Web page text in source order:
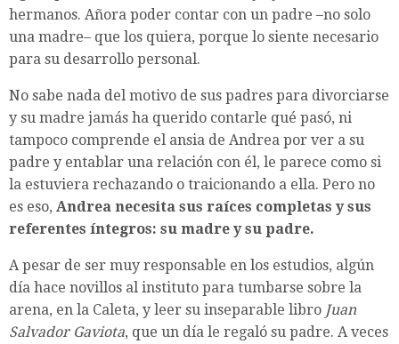
hermanos. Añora poder contar con un padre –no solo
una madre– que los quiera, porque lo siente necesario
para su desarrollo personal.
No sabe nada del motivo de sus padres para divorciarse
y su madre jamás ha querido contarle qué pasó, ni
tampoco comprende el ansia de Andrea por ver a su
padre y entablar una relación con él, le parece como si
la estuviera rechazando o traicionando a ella. Pero no
es eso, Andrea necesita sus raíces completas y sus
referentes íntegros: su madre y su padre.
A pesar de ser muy responsable en los estudios, algún
día hace novillos al instituto para tumbarse sobre la
arena, en la Caleta, y leer su inseparable libro Juan
Salvador Gaviota, que un día le regaló su padre. A veces